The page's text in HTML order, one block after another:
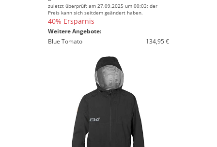
zuletzt überprüft am 27.09.2025 um 00:03; der
Preis kann sich seitdem geändert haben.
40% Ersparnis
Weitere Angebote:
Blue Tomato
134,95 €